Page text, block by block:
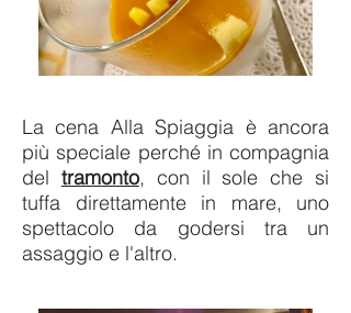
La cena Alla Spiaggia è ancora
più speciale perché in compagnia
del tramonto, con il sole che si
tuffa direttamente in mare, uno
spettacolo da godersi tra un
assaggio e l'altro.